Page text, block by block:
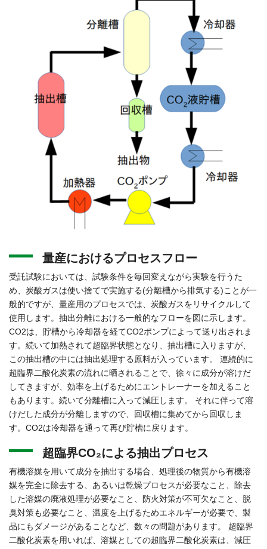
量産におけるプロセスフロー
受託試験においては、試験条件を毎回変えながら実験を行うた
め、炭酸ガスは使い捨てで実施する(分離槽から排気する)ことが一
般的ですが、量産用のプロセスでは、炭酸ガスをリサイクルして
使用します。抽出分離における一般的なフローを図に示します。
CO2は、貯槽から冷却器を経てCO2ポンプによって送り出されま
す。続いて加熱されて超臨界状態となり、抽出槽に入りますが、
この抽出槽の中には抽出処理する原料が入っています。 連続的に
超臨界二酸化炭素の流れに晒されることで、徐々に成分が溶けだ
してきますが、効率を上げるためにエントレーナーを加えること
もあります。続いて分離槽に入って減圧します。 それに伴って溶
けだした成分が分離しますので、回収槽に集めてから回収しま
す。CO2は冷却器を通って再び貯槽に戻ります。
超臨界CO₂による抽出プロセス
有機溶媒を用いて成分を抽出する場合、処理後の物質から有機溶
媒を完全に除去する、あるいは乾燥プロセスが必要なこと、除去
した溶媒の廃液処理が必要なこと、防火対策が不可欠なこと、脱
臭対策も必要なこと、温度を上げるためエネルギーが必要で、製
品にもダメージがあることなど、数々の問題があります。 超臨界
二酸化炭素を用いれば、溶媒としての超臨界二酸化炭素は、減圧